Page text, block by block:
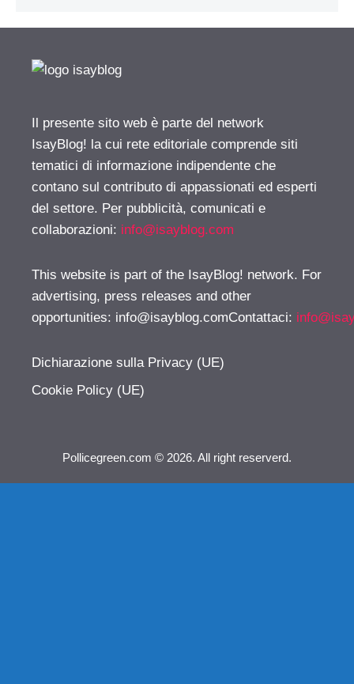
Il presente sito web è parte del network
IsayBlog! la cui rete editoriale comprende siti
tematici di informazione indipendente che
contano sul contributo di appassionati ed esperti
del settore. Per pubblicità, comunicati e
collaborazioni: info@isayblog.com
This website is part of the IsayBlog! network. For
advertising, press releases and other
opportunities: info@isayblog.comContattaci:
Dichiarazione sulla Privacy (UE)
Cookie Policy (UE)
Pollicegreen.com © 2026. All right reserverd.